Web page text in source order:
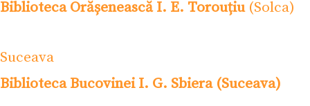
Biblioteca Orășenească I. E. Torouțiu(Solca)
Suceava
Biblioteca Bucovinei I. G. Sbiera (Suceava)